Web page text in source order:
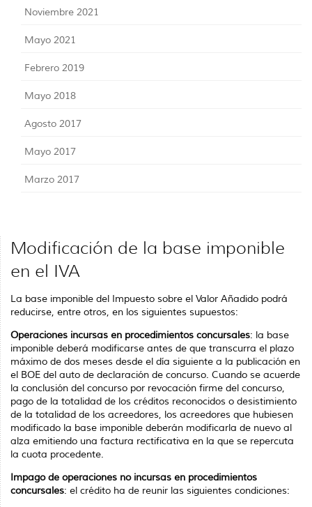
Noviembre 2021
Mayo 2021
Febrero 2019
Mayo 2018
Agosto 2017
Mayo 2017
Marzo 2017
Modificación de la base imponible
en el IVA
La base imponible del Impuesto sobre el Valor Añadido podrá
reducirse, entre otros, en los siguientes supuestos:
Operaciones incursas en procedimientos concursales: la base
imponible deberá modificarse antes de que transcurra el plazo
máximo de dos meses desde el día siguiente a la publicación en
el BOE del auto de declaración de concurso. Cuando se acuerde
la conclusión del concurso por revocación firme del concurso,
pago de la totalidad de los créditos reconocidos o desistimiento
de la totalidad de los acreedores, los acreedores que hubiesen
modificado la base imponible deberán modificarla de nuevo al
alza emitiendo una factura rectificativa en la que se repercuta
la cuota procedente.
Impago de operaciones no incursas en procedimientos
concursales: el crédito ha de reunir las siguientes condiciones: